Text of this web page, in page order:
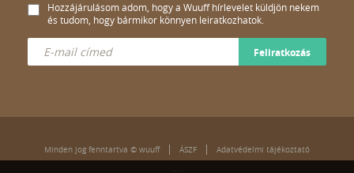
Hozzájárulásom adom, hogy a Wuuff hírlevelet küldjön nekem
és tudom, hogy bármikor könnyen leiratkozhatok.
Feliratkozás
Minden jog fenntartva © wuuff ÁSZF Adatvédelmi tájékoztató